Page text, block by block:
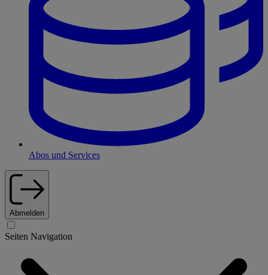
Abos und Services
Abmelden
Seiten Navigation